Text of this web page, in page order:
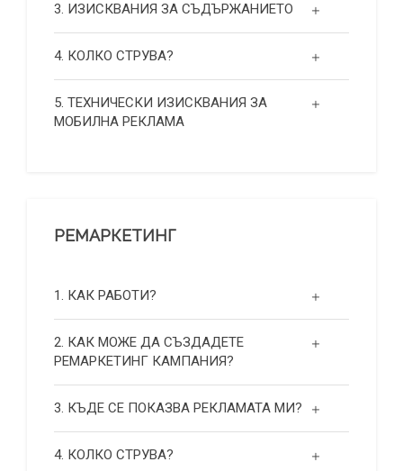
3. ИЗИСКВАНИЯ ЗА СЪДЪРЖАНИЕТО
4. КОЛКО СТРУВА?
5. ТЕХНИЧЕСКИ ИЗИСКВАНИЯ ЗА
МОБИЛНА РЕКЛАМА
РЕМАРКЕТИНГ
1. КАК РАБОТИ?
2. КАК МОЖЕ ДА СЪЗДАДЕТЕ
РЕМАРКЕТИНГ КАМПАНИЯ?
3. КЪДЕ СЕ ПОКАЗВА РЕКЛАМАТА МИ?
4. КОЛКО СТРУВА?